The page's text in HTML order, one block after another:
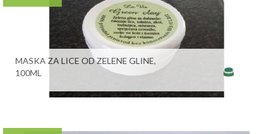
MASKA ZA LICE OD ZELENE GLINE,
100ML